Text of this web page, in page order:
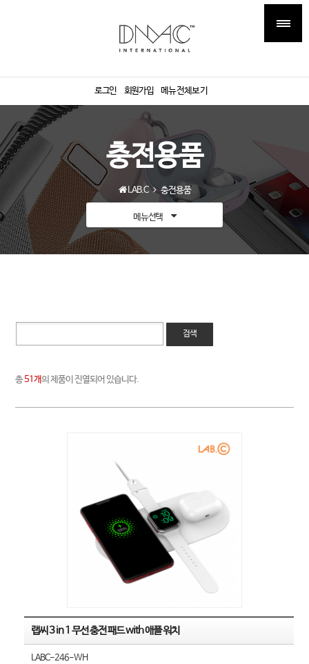
로그인 회원가입 메뉴전체보기
충전용품
LAB.C 충전용품
메뉴선택
검색
총51개의 제품이 진열되어 있습니다.
랩씨 3 in 1 무선 충전 패드 with 애플 워치
LABC-246-WH